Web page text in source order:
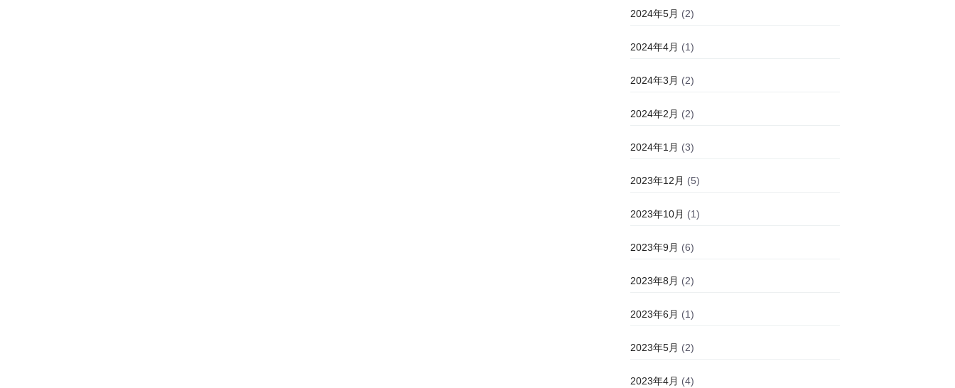
2024年5月 (2)
2024年4月 (1)
2024年3月 (2)
2024年2月 (2)
2024年1月 (3)
2023年12月 (5)
2023年10月 (1)
2023年9月 (6)
2023年8月 (2)
2023年6月 (1)
2023年5月 (2)
2023年4月 (4)